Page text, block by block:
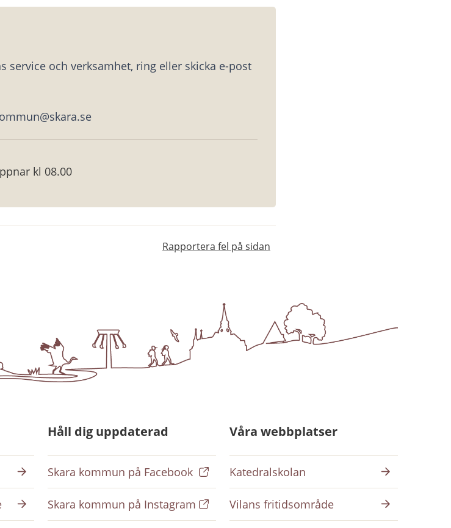
service och verksamhet, ring eller skicka e-post
kl 08.00
Rapportera fel på sidan
Håll dig uppdaterad
Skara kommun på Facebook
Skara kommun på Instagram
Våra webbplatser
Katedralskolan
Vilans fritidsområde